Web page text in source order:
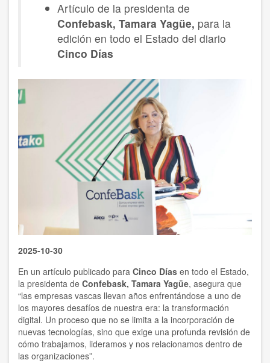
Artículo de la presidenta de
Confebask, Tamara Yagüe, para la
edición en todo el Estado del diario
Cinco Días
2025-10-30
En un artículo publicado para Cinco Días en todo el Estado,
la presidenta de Confebask, Tamara Yagüe, asegura que
“las empresas vascas llevan años enfrentándose a uno de
los mayores desafíos de nuestra era: la transformación
digital. Un proceso que no se limita a la incorporación de
nuevas tecnologías, sino que exige una profunda revisión de
cómo trabajamos, lideramos y nos relacionamos dentro de
las organizaciones”.